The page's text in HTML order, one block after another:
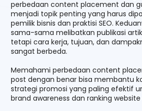
perbedaan content placement dan
menjadi topik penting yang harus
pemilik bisnis dan praktisi SEO.
sama-sama melibatkan publikasi
tetapi cara kerja, tujuan, dan
sangat berbeda.
Memahami perbedaan content
post dengan benar bisa membantu
strategi promosi yang paling efektif
brand awareness dan ranking